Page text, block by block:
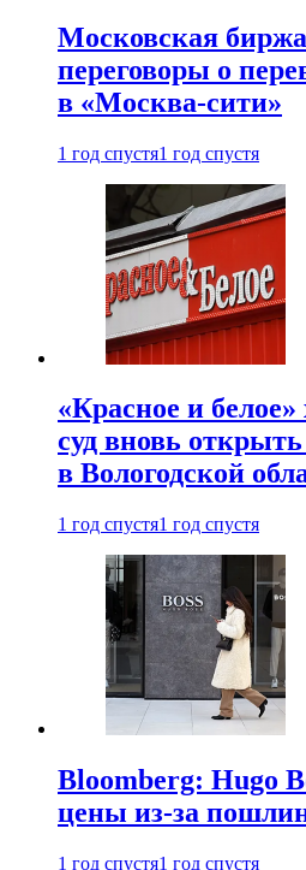
Московская
переговоры о
в «Москва-сити»
1 год спустя1 год спустя
«Красное и белое»
суд вновь
в Вологодской
1 год спустя1 год спустя
Bloomberg: Hugo
цены из-за
1 год спустя1 год спустя